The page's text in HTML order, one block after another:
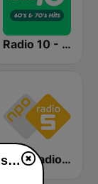
Radio 10 - 60s & 70s Hits
NPO Radio 5
Fantastico-Radio live luisteren